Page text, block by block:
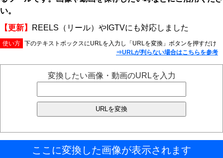
い。
【更新】
REELS（リール）やIGTVにも対応しました
使い方 下のテキストボックスにURLを入力し「URLを変換」ボタンを押すだけ
⇒URLが判らない場合はこちらを参考
変換したい画像・動画のURLを入力
ここに変換した画像が表示されます